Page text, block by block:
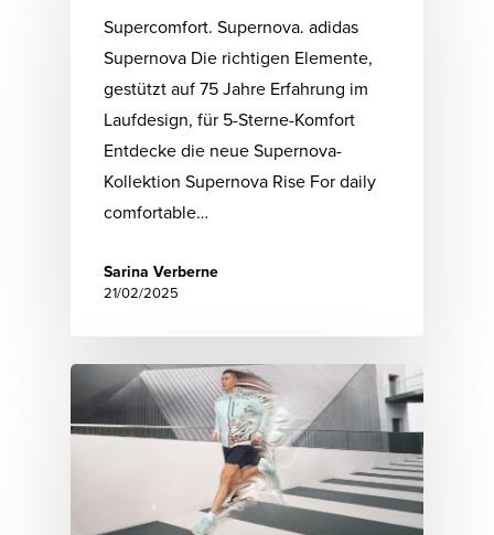
Supercomfort. Supernova. adidas
Supernova Die richtigen Elemente,
gestützt auf 75 Jahre Erfahrung im
Laufdesign, für 5-Sterne-Komfort
Entdecke die neue Supernova-
Kollektion Supernova Rise For daily
comfortable…
Sarina Verberne
21/02/2025